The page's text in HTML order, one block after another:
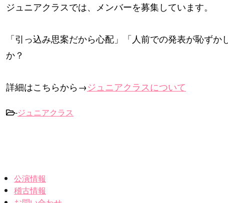
ジュニアクラスでは、メンバーを募集しています。
「引っ込み思案だから心配」「人前での発表が恥ず
か？
詳細はこちらから→ジュニアクラスについて
-ジュニアクラス
公演情報
稽古情報